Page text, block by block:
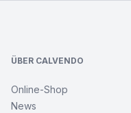
ÜBER CALVENDO
Online-Shop
News